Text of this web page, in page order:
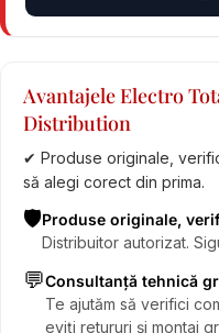
Avantajele Electro
Distribution
✔ Produse originale,
să alegi corect din prima.
🛡️Produse originale,
Distribuitor autorizat.
💬Consultanță tehnică
Te ajutăm să verifici
eviți retururi și montaj